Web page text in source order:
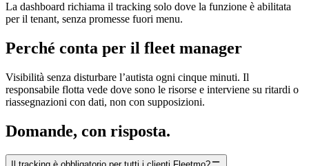
La dashboard richiama il tracking solo dove la funzione è abilitata
per il tenant, senza promesse fuori menu.
Perché conta per il fleet manager
Visibilità senza disturbare l’autista ogni cinque minuti. Il
responsabile flotta vede dove sono le risorse e interviene su ritardi o
riassegnazioni con dati, non con supposizioni.
Domande, con risposta.